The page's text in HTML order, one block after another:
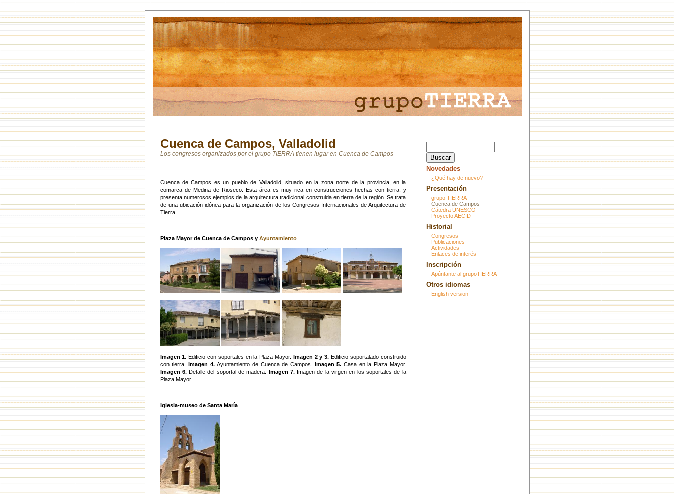
Cuenca de Campos, Valladolid
Los congresos organizados por el grupo TIERRA tienen lugar en Cuenca de Campos
Cuenca de Campos es un pueblo de Valladolid, situado en la zona norte de la provincia, en la
comarca de Medina de Rioseco. Esta área es muy rica en construcciones hechas con tierra, y
presenta numerosos ejemplos de la arquitectura tradicional construida en tierra de la región. Se trata
de una ubicación idónea para la organización de los Congresos Internacionales de Arquitectura de
Tierra.
Plaza Mayor de Cuenca de Campos y Ayuntamiento
Imagen 1. Edificio con soportales en la Plaza Mayor. Imagen 2 y 3. Edificio soportalado construido
con tierra.
Imagen 4.Ayuntamiento de Cuenca de Campos. Imagen 5. Casa en la Plaza Mayor.
Imagen 6.Detalle del soportal de madera. Imagen 7.Imagen de la virgen en los soportales de la
Plaza Mayor
Iglesia-museo de Santa María
Novedades
¿Qué hay de nuevo?
Presentación
grupo TIERRA
Cuenca de Campos
Cátedra UNESCO
Proyecto AECID
Historial
Congresos
Publicaciones
Actividades
Enlaces de interés
Inscripción
Apúntante al grupoTIERRA
Otros idiomas
English version